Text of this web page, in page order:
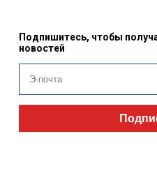
Подпишитесь, чтобы
новостей